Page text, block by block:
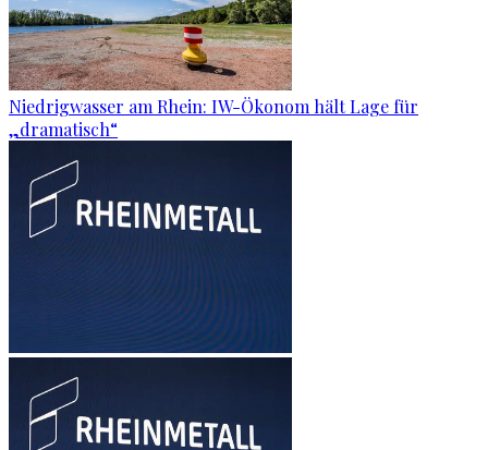
Niedrigwasser am Rhein: IW-Ökonom hält Lage für
„dramatisch“